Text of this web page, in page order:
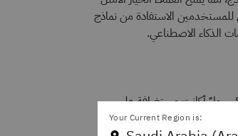
الاستفادة من نماذج
إمكانية الوصول إلى أكثر من 1000 نموذج من نماذج SOTA، سواءٌ أكانت مستضافة على
Your Current Region is: